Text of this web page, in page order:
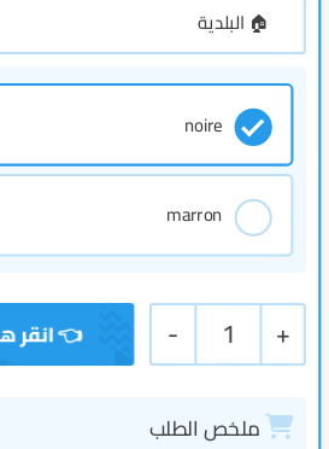
noire
marron
+
1
-
ملخص الطلب